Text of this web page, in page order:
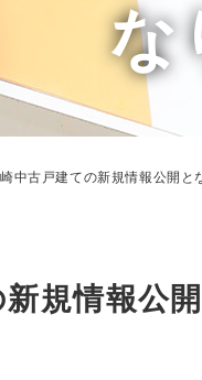
な
中古戸建ての新規情報公開と
規情報公